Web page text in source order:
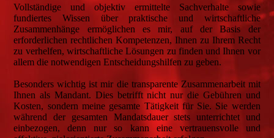
Vollständige und objektiv ermittelte Sachverhalte sowie
fundiertes Wissen über praktische und wirtschaftliche
Zusammenhänge ermöglichen es mir, auf der Basis der
erforderlichen rechtlichen Kompetenzen, Ihnen zu Ihrem Recht
zu verhelfen, wirtschaftliche Lösungen zu finden und Ihnen vor
allem die notwendigen Entscheidungshilfen zu geben.
Besonders wichtig ist mir die transparente Zusammenarbeit mit
Ihnen als Mandant. Dies betrifft nicht nur die Gebühren und
Kosten, sondern meine gesamte Tätigkeit für Sie. Sie werden
während der gesamten Mandatsdauer stets unterrichtet und
einbezogen, denn nur so kann eine vertrauensvolle und